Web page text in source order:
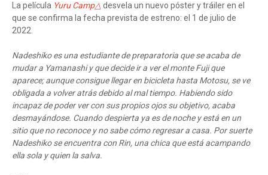
La película Yuru Camp△ desvela un nuevo póster y tráiler en el
que se confirma la fecha prevista de estreno: el 1 de julio de
2022.
Nadeshiko es una estudiante de preparatoria que se acaba de
mudar a Yamanashi y que decide ir a ver el monte Fuji que
aparece; aunque consigue llegar en bicicleta hasta Motosu, se ve
obligada a volver atrás debido al mal tiempo. Habiendo sido
incapaz de poder ver con sus propios ojos su objetivo, acaba
desmayándose. Cuando despierta ya es de noche y está en un
sitio que no reconoce y no sabe cómo regresar a casa. Por suerte
Nadeshiko se encuentra con Rin, una chica que está acampando
ella sola y quien la salva.